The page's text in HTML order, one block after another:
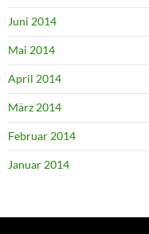
Juni 2014
Mai 2014
April 2014
März 2014
Februar 2014
Januar 2014